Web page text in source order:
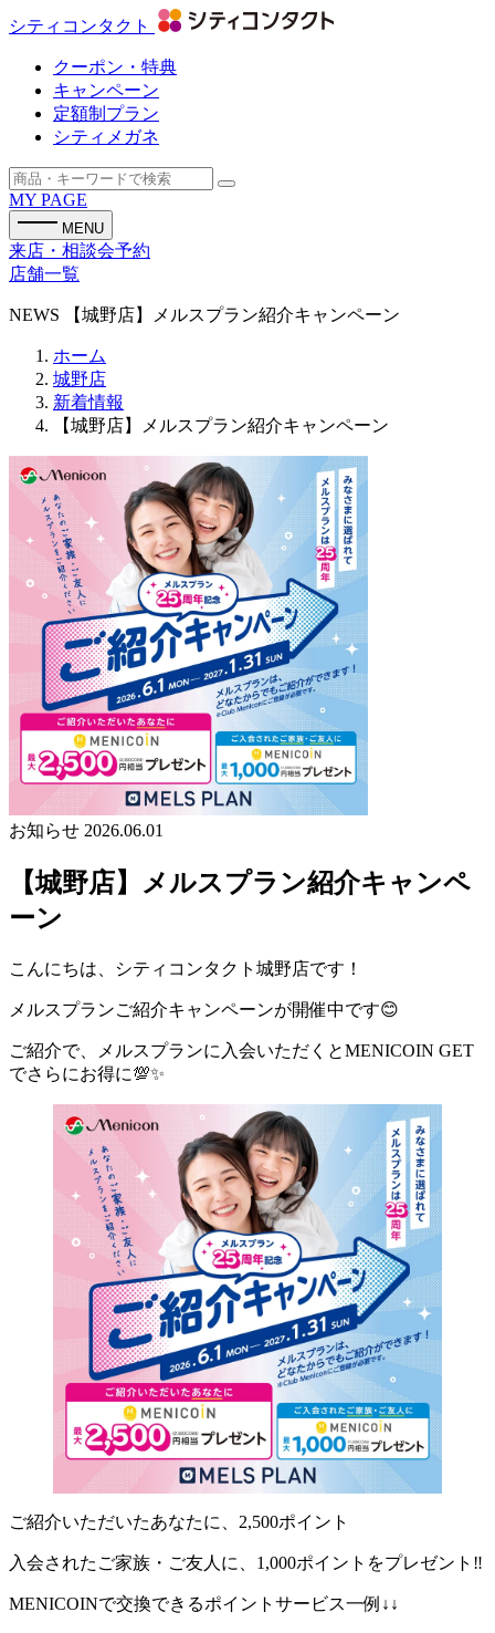
シティコンタクト
クーポン・特典
キャンペーン
定額制プラン
シティメガネ
MY PAGE
MENU
来店・相談会予約
店舗一覧
NEWS 【城野店】メルスプラン紹介キャンペーン
ホーム
城野店
新着情報
【城野店】メルスプラン紹介キャンペーン
お知らせ 2026.06.01
【城野店】メルスプラン紹介キャンペ
ーン
こんにちは、シティコンタクト城野店です！
メルスプランご紹介キャンペーンが開催中です😊
ご紹介で、メルスプランに入会いただくとMENICOIN GET
でさらにお得に💯✨
ご紹介いただいたあなたに、2,500ポイント
入会されたご家族・ご友人に、1,000ポイントをプレゼント‼
MENICOINで交換できるポイントサービス一例↓↓